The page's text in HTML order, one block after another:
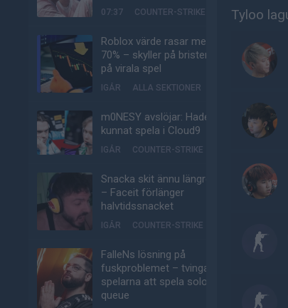
07:37 COUNTER-STRIKE
Roblox värde rasar med
70% – skyller på bristen
på virala spel
IGÅR ALLA SEKTIONER
m0NESY avslöjar: Hade
kunnat spela i Cloud9
IGÅR COUNTER-STRIKE
Snacka skit ännu längre
– Faceit förlänger
halvtidssnacket
IGÅR COUNTER-STRIKE
FalleNs lösning på
fuskproblemet – tvinga
spelarna att spela solo-
queue
Tyloo